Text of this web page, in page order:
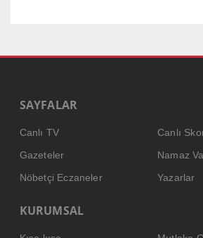
SAYFALAR
Canlı TV
Canlı
Gazeteler
Namaz
Nöbetçi Eczaneler
Yazarlar
KURUMSAL